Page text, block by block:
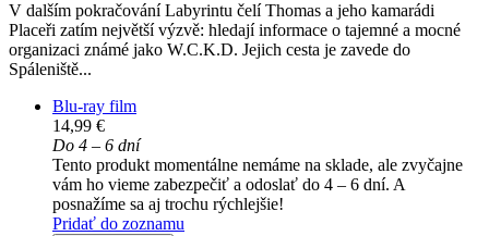
V dalším pokračování Labyrintu čelí Thomas a jeho kamarádi
Placeři zatím největší výzvě: hledají informace o tajemné a mocné
organizaci známé jako W.C.K.D. Jejich cesta je zavede do
Spáleniště...
Blu-ray film
14,99 €
Do 4 – 6 dní
Tento produkt momentálne nemáme na sklade, ale zvyčajne
vám ho vieme zabezpečiť a odoslať do 4 – 6 dní. A
posnažíme sa aj trochu rýchlejšie!
Pridať do zoznamu